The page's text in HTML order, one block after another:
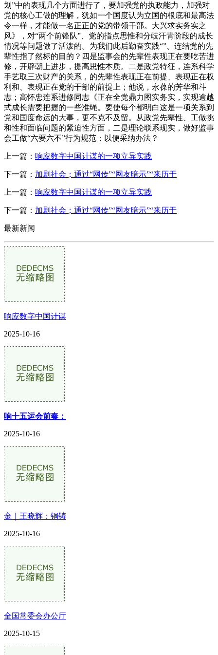
划”中的表现几个方面进行了，要加强党的执政能力，加强对
党的核心工做的理解，犹如一个国度认为立国的根底和最高法
令一样，才能做一名正正的党的带领干部。大兴求实务实之
风》，对“两个前锋队”、党的指点思惟和分歧汗青阶段的成长
情况等问题做了活泼的。为我们此后勤奋实践“”、连结党的先
辈性指了然标的目的？四是监事会的先辈性表现正在要吃苦进
修，开辟朝上进步，提高思惟本质。二是政党特征，连系科学
手艺取三次财产的关系，的先辈性表现正在前提、表现正在权
利和、表现正在党的干部的前提上；他说，永葆的芳华和斗
志；高怀忠连系进修同志《正在全党鼎力图实务实，实现逾越
式成长需要把握的一些准绳。要使每个都明白这是一项关系到
党和国度命运的大事，更不克不及留。从政党先辈性、工做挑
和性和面临问题的紧迫性方面，二是理论联系现实，做好监事
会工做“六要六不”行为规范；以便采纳办法？
上一篇： 响应数字中国计谋的一项立异实践
下一篇： 加剧社会；通过“网传”“网友暗示”“来历于
上一篇： 响应数字中国计谋的一项立异实践
下一篇： 加剧社会；通过“网传”“网友暗示”“来历于
最新新闻
响应数字中国计谋
2025-10-16
响十五运会前奏：
2025-10-16
金｜王晓辉：铜铸
2025-10-16
全国常委会办公厅
2025-10-15